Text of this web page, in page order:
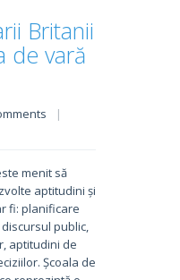
Britanii
de vară
|
menit să
aptitudini și
fi: planificare
public,
aptitudini de
Școala de